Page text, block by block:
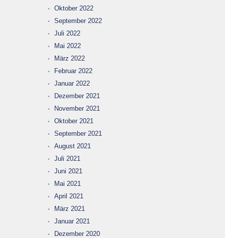
Oktober 2022
September 2022
Juli 2022
Mai 2022
März 2022
Februar 2022
Januar 2022
Dezember 2021
November 2021
Oktober 2021
September 2021
August 2021
Juli 2021
Juni 2021
Mai 2021
April 2021
März 2021
Januar 2021
Dezember 2020